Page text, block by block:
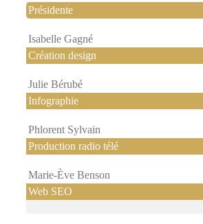
Présidente
Isabelle Gagné
Création design
Julie Bérubé
Infographie
Phlorent Sylvain
Production radio télé
Marie-Ève Benson
Web SEO